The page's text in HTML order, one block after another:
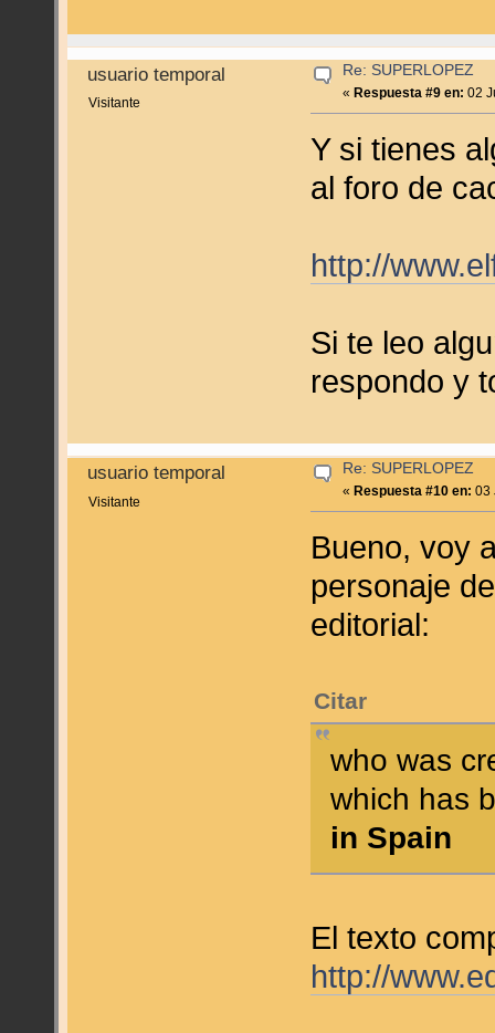
usuario temporal
Visitante
Re: SUPERLOPEZ
«Respuesta #9 en: 02
Y si tienes
al foro de
http://
Si te leo
respondo y
usuario temporal
Visitante
Re: SUPERLOPEZ
« Respuesta #10 en: 03
Bueno, voy
personaje
editorial:
Citar
who was
which has
in Spain
El texto
http://